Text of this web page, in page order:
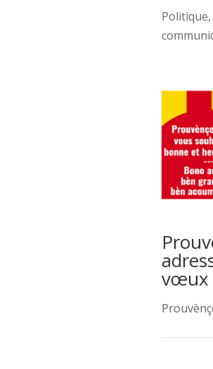
Politique,
vœux